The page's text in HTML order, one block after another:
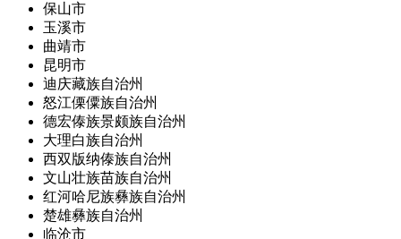
保山市
玉溪市
曲靖市
昆明市
迪庆藏族自治州
怒江傈僳族自治州
德宏傣族景颇族自治州
大理白族自治州
西双版纳傣族自治州
文山壮族苗族自治州
红河哈尼族彝族自治州
楚雄彝族自治州
临沧市